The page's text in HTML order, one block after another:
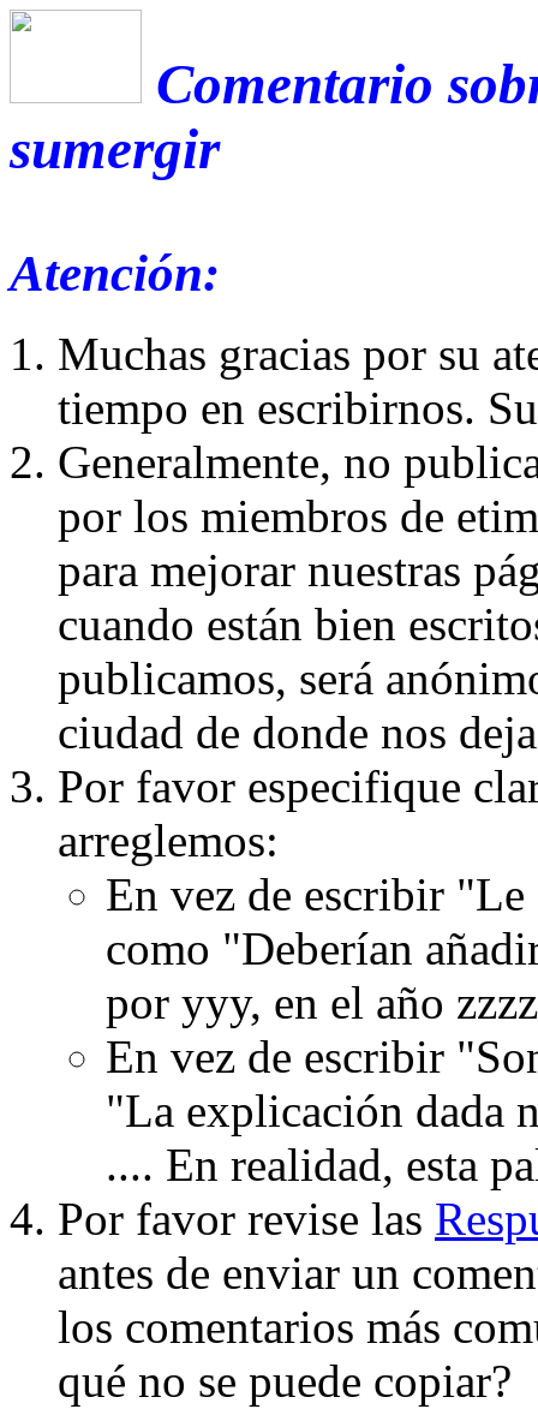
Comentario
sumergir
Atención:
Muchas gracias por su
tiempo en escribirnos.
Generalmente, no
por los miembros de
para mejorar nuestras
cuando están bien
publicamos, será
ciudad de donde nos
Por favor especifique
arreglemos:
En vez de escribir
como "Deberían
por yyy, en el año
En vez de escribir
"La explicación dada
.... En realidad, esta
Por favor revise las
antes de enviar un
los comentarios más
qué no se puede copiar?